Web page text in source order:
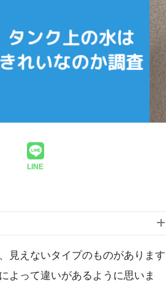
LINE
見えないタイプのものがあります
よって違いがあるように思いま